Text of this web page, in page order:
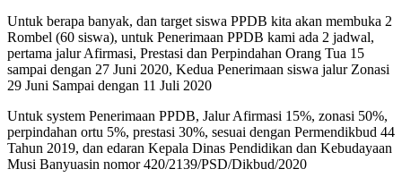
Untuk berapa banyak, dan target siswa PPDB kita akan membuka 2
Rombel (60 siswa), untuk Penerimaan PPDB kami ada 2 jadwal,
pertama jalur Afirmasi, Prestasi dan Perpindahan Orang Tua 15
sampai dengan 27 Juni 2020, Kedua Penerimaan siswa jalur Zonasi
29 Juni Sampai dengan 11 Juli 2020
Untuk system Penerimaan PPDB, Jalur Afirmasi 15%, zonasi 50%,
perpindahan ortu 5%, prestasi 30%, sesuai dengan Permendikbud 44
Tahun 2019, dan edaran Kepala Dinas Pendidikan dan Kebudayaan
Musi Banyuasin nomor 420/2139/PSD/Dikbud/2020